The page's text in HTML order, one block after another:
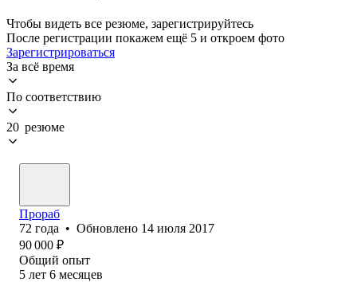
Чтобы видеть все резюме, зарегистрируйтесь
После регистрации покажем ещё 5 и откроем фото
Зарегистрироваться
За всё время
По соответствию
20 резюме
Прораб
72 года • Обновлено 14 июля 2017
90 000 ₽
Общий опыт
5 лет 6 месяцев